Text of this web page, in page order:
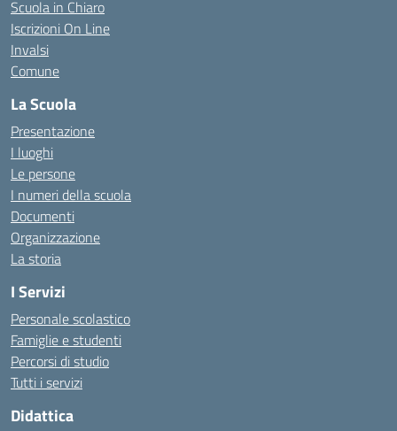
Scuola in Chiaro
Iscrizioni On Line
Invalsi
Comune
La Scuola
Presentazione
I luoghi
Le persone
I numeri della scuola
Documenti
Organizzazione
La storia
I Servizi
Personale scolastico
Famiglie e studenti
Percorsi di studio
Tutti i servizi
Didattica